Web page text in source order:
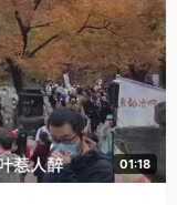
01:18